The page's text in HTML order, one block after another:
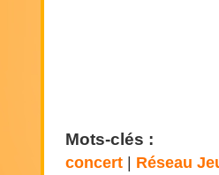
Mots-clés :
concert Réseau